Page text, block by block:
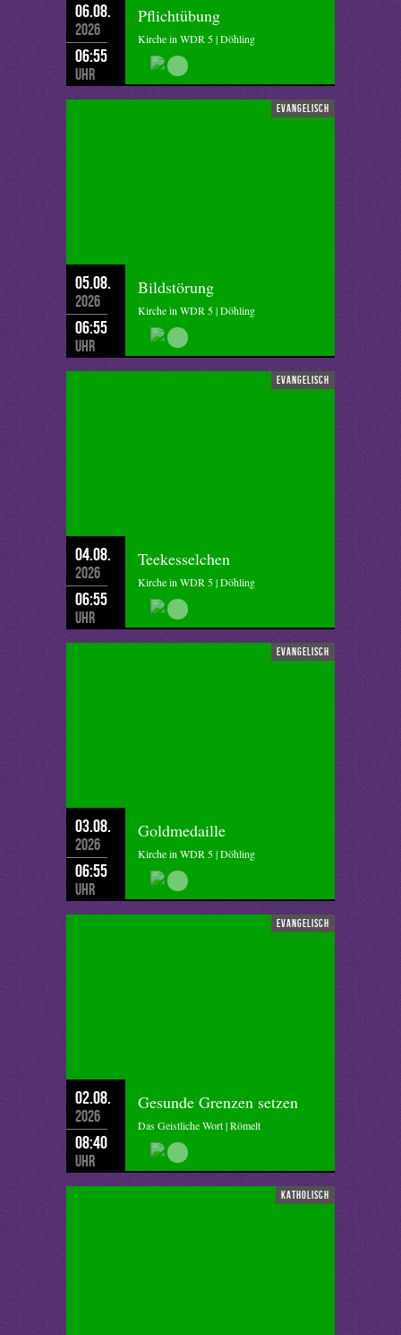
06.08.
2026
06:55
Uhr
Pflichtübung
Kirche in WDR 5 | Döhling
evangelisch
05.08.
2026
06:55
Uhr
Bildstörung
Kirche in WDR 5 | Döhling
evangelisch
04.08.
2026
06:55
Uhr
Teekesselchen
Kirche in WDR 5 | Döhling
evangelisch
03.08.
2026
06:55
Uhr
Goldmedaille
Kirche in WDR 5 | Döhling
evangelisch
02.08.
2026
08:40
Uhr
Gesunde Grenzen setzen
Das Geistliche Wort | Römelt
katholisch